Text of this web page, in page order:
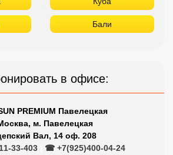
Бали
в офисе:
PREMIUM Павелецкая
м. Павелецкая
Вал, 14 оф. 208
33-403
☎ +7(925)400-04-24